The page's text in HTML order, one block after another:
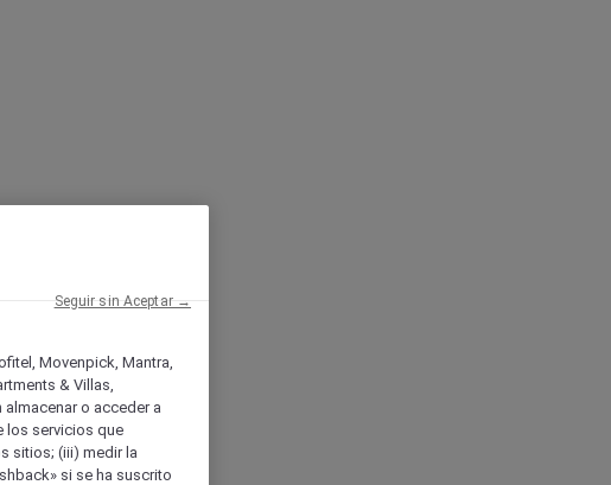
Movenpick, Mantra,
& Villas,
almacenar o acceder a
los servicios que
sitios; (iii) medir la
si se ha suscrito
Seguir sin Aceptar →